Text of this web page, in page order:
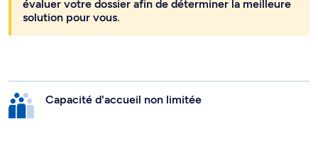
évaluer votre dossier afin de déterminer la meilleure
solution pour vous.
Capacité d'accueil non limitée